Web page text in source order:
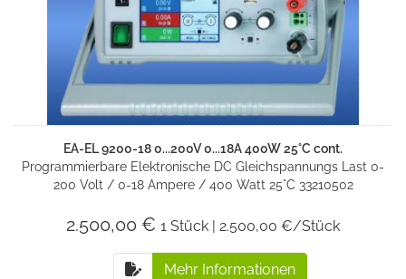
EA-EL 9200-18 0...200V 0...18A 400W 25°C cont.
Programmierbare Elektronische DC Gleichspannungs Last 0-
200 Volt / 0-18 Ampere / 400 Watt 25°C 33210502
2.500,00 € 1 Stück | 2.500,00 €/Stück
Mehr Informationen